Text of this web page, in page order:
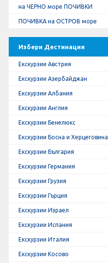
на ЧЕРНО море ПОЧИВКИ
ПОЧИВКА на ОСТРОВ море
Избери Дестинация
Екскурзии Австрия
Екскурзии Азербайджан
Екскурзии Албания
Екскурзии Англия
Екскурзии Бенелюкс
Екскурзии Босна и Херцеговина
Екскурзии България
Екскурзии Германия
Екскурзии Грузия
Екскурзии Гърция
Екскурзии Израел
Екскурзии Испания
Екскурзии Италия
Екскурзии Косово